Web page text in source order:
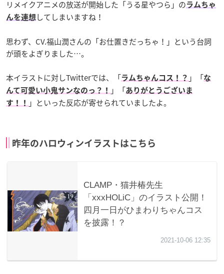
リメイクアニメの放送が開始した「うる星やつら」の ラムちゃ
んを連想 してしまいますね！
思わず、CV.福山潤さんの「お仕置きだっちゃ！」という台詞
が頭をよぎりました…。
本イラストに対しTwitterでは、「ラムちゃんコス！？ 」「な
んて可愛い小鬼サンなのっ？！
」「ありがとうございま
す！！
」といった反応が寄せられていましたよ。
昨年のハロウィンイラストはこちら